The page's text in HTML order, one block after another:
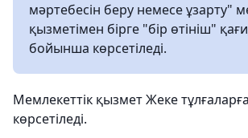
мәртебесін беру немесе ұзарту"
қызметімен бірге "бір өтініш"
бойынша көрсетіледі.
Мемлекеттік қызмет Жеке тұлғаларға
көрсетіледі.